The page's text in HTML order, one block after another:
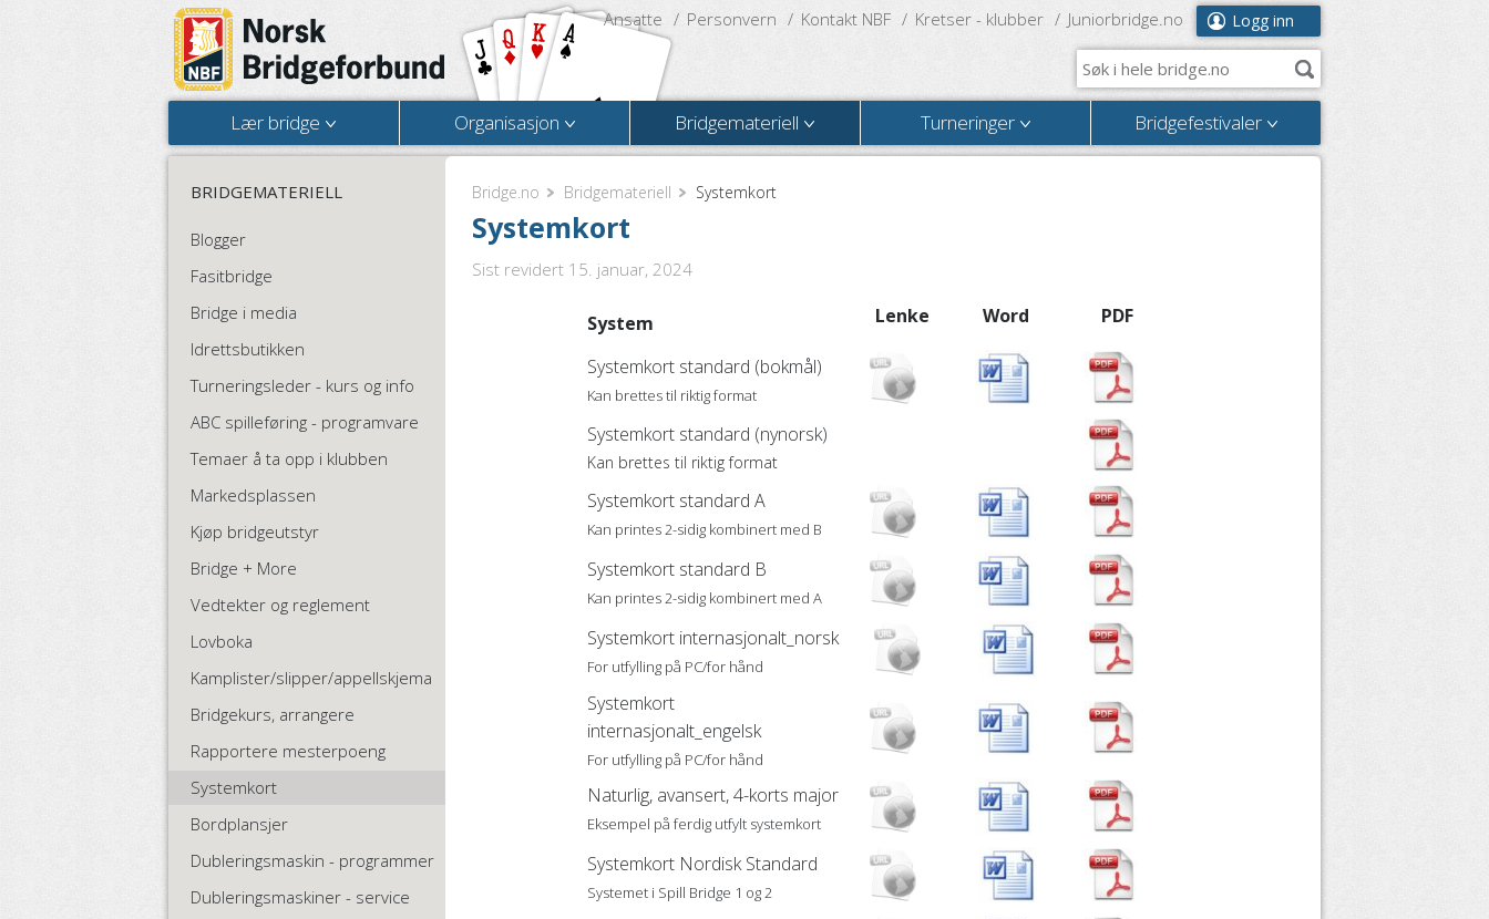
Logg inn
Ansatte Personvern Kontakt NBF Kretser - klubber Juniorbridge.no
Lær bridge Organisasjon Bridgemateriell Turneringer Bridgefestivaler
Bridge.no Bridgemateriell Systemkort
Systemkort
Sist revidert 15. januar, 2024
System Lenke Word PDF
Systemkort standard (bokmål)
Kan brettes til riktig format
Systemkort standard (nynorsk)
Kan brettes til riktig format
Systemkort standard A
Kan printes 2-sidig kombinert med B
Systemkort standard B
Kan printes 2-sidig kombinert med A
Systemkort internasjonalt_norsk
For utfylling på PC/for hånd
Systemkort
internasjonalt_engelsk
For utfylling på PC/for hånd
Naturlig, avansert, 4-korts major
Eksempel på ferdig utfylt systemkort
Systemkort Nordisk Standard
Systemet i Spill Bridge 1 og 2
BRIDGEMATERIELL
Blogger
Fasitbridge
Bridge i media
Idrettsbutikken
Turneringsleder - kurs og info
ABC spilleføring - programvare
Temaer å ta opp i klubben
Markedsplassen
Kjøp bridgeutstyr
Bridge + More
Vedtekter og reglement
Lovboka
Kamplister/slipper/appellskjema
Bridgekurs, arrangere
Rapportere mesterpoeng
Systemkort
Bordplansjer
Dubleringsmaskin - programmer
Dubleringsmaskiner - service